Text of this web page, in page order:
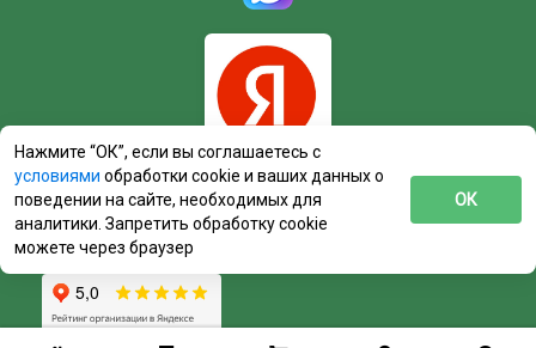
Нажмите “ОК”, если вы соглашаетесь с
условиями обработки cookie и ваших данных о
поведении на сайте, необходимых для
аналитики. Запретить обработку cookie
можете через браузер
ОК